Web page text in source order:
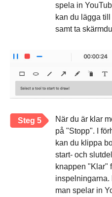
spela in
kan du lägga
samt ta
Steg 5
När du är klar
på "Stopp". I
kan du klippa
start- och
knappen "Klar"
inspelningarna.
man spelar in